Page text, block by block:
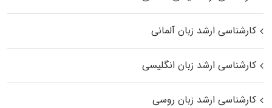
کارشناسی ارشد زبان آلمانی
کارشناسی ارشد زبان انگلیسی
کارشناسی ارشد زبان روسی